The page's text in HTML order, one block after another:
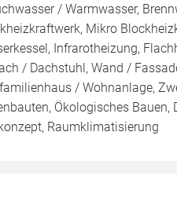
/ Warmwasser,
Mikro
Infrarotheizung,
/ Dachstuhl, Wand /
/ Wohnanlage,
Ökologisches Bauen,
Raumklimatisierung